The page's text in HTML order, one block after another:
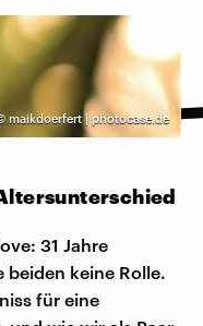
maikdoerfert | photocase.de
31 Jahre
keine Rolle.
für eine